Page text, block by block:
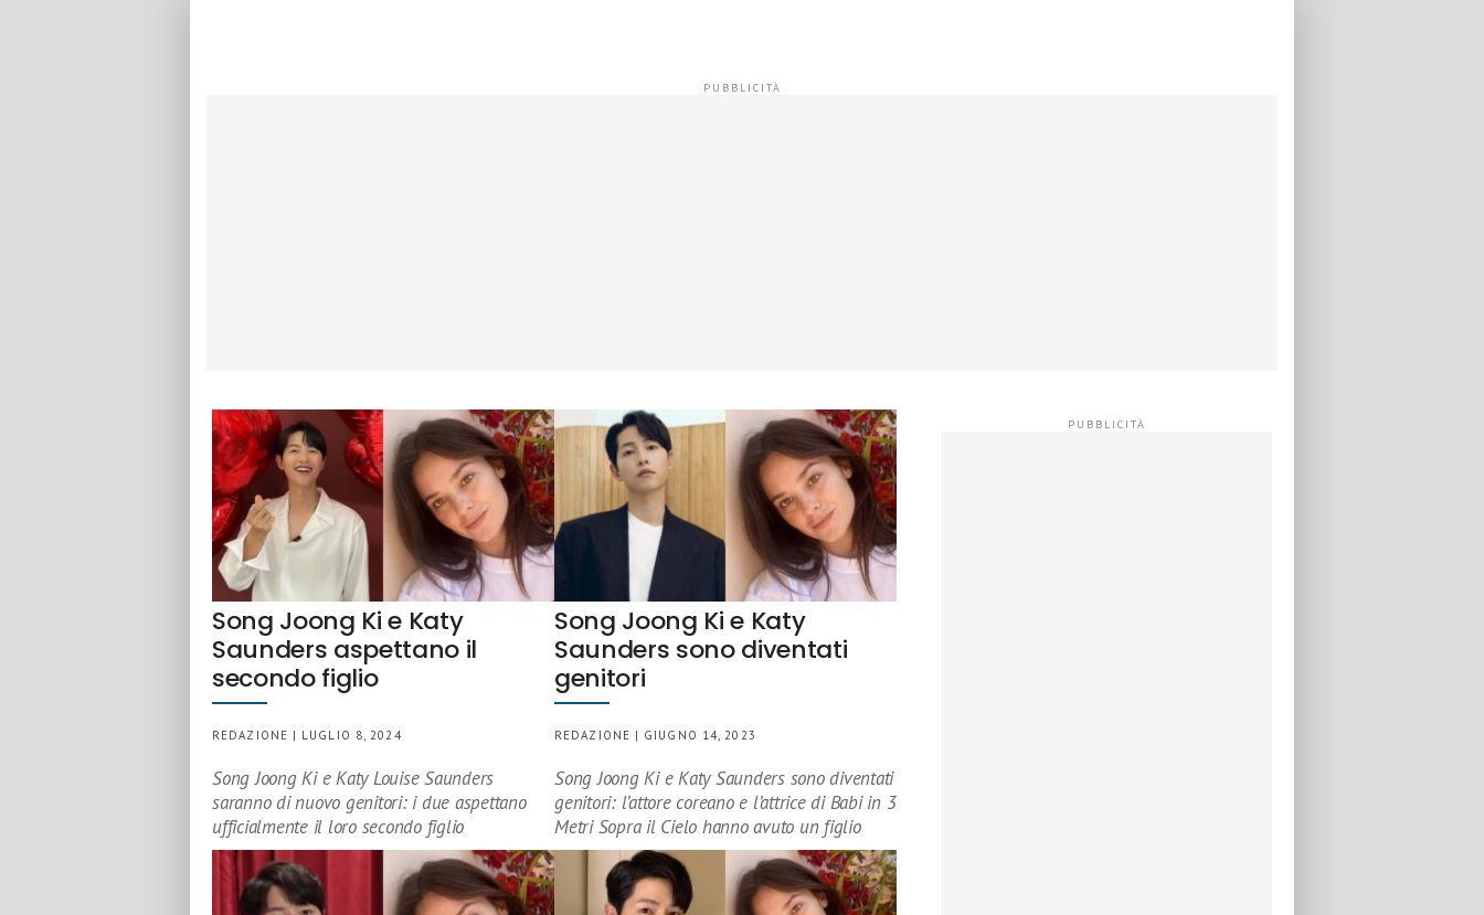
Song Joong Ki e Katy
Saunders aspettano il
secondo figlio
REDAZIONE | LUGLIO 8, 2024
Song Joong Ki e Katy Louise Saunders
saranno di nuovo genitori: i due aspettano
ufficialmente il loro secondo figlio
Song Joong Ki e Katy
Saunders sono diventati
genitori
REDAZIONE | GIUGNO 14, 2023
Song Joong Ki e Katy Saunders sono diventati
genitori: l’attore coreano e l’attrice di Babi in 3
Metri Sopra il Cielo hanno avuto un figlio